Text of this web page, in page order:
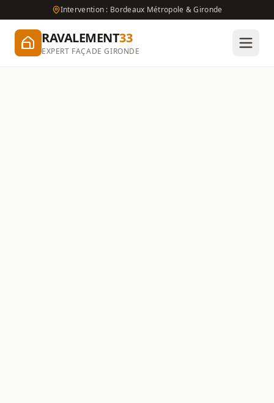
Intervention : Bordeaux Métropole & Gironde
RAVALEMENT33
EXPERT FAÇADE GIRONDE